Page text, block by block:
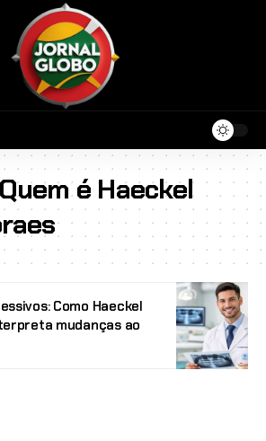
Quem é Haeckel
Como Haeckel
mudanças ao